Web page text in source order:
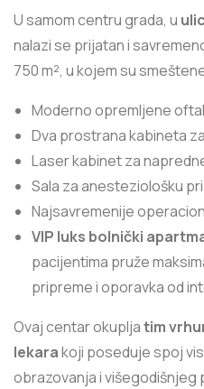
U samom centru grada, u
nalazi se prijatan i
750 m², u kojem su
Moderno opremljene
Dva prostrana kabineta
Laser kabinet za
Sala za anesteziološku
Najsavremenije
VIP luks bolnički
pacijentima pruže
pripreme i oporavka od
Ovaj centar okupljatim
lekarakoji poseduje spoj
obrazovanja i višegodišnjeg